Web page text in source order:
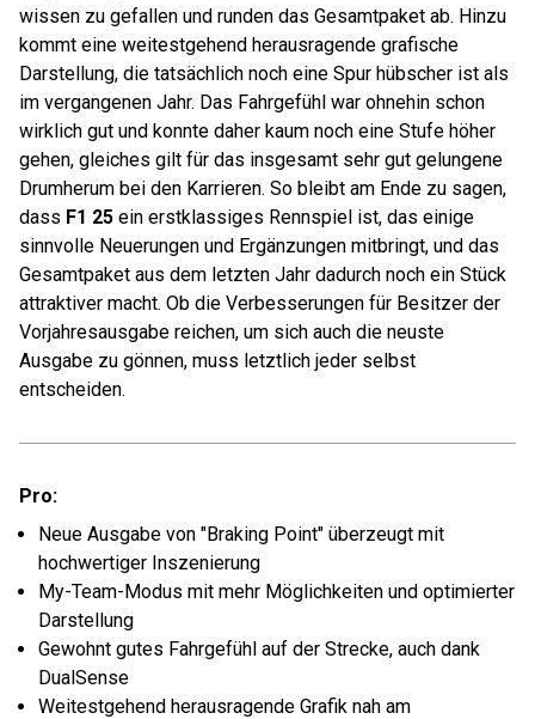
wissen zu gefallen und runden das Gesamtpaket ab. Hinzu
kommt eine weitestgehend herausragende grafische
Darstellung, die tatsächlich noch eine Spur hübscher ist als
im vergangenen Jahr. Das Fahrgefühl war ohnehin schon
wirklich gut und konnte daher kaum noch eine Stufe höher
gehen, gleiches gilt für das insgesamt sehr gut gelungene
Drumherum bei den Karrieren. So bleibt am Ende zu sagen,
dass F1 25 ein erstklassiges Rennspiel ist, das einige
sinnvolle Neuerungen und Ergänzungen mitbringt, und das
Gesamtpaket aus dem letzten Jahr dadurch noch ein Stück
attraktiver macht. Ob die Verbesserungen für Besitzer der
Vorjahresausgabe reichen, um sich auch die neuste
Ausgabe zu gönnen, muss letztlich jeder selbst
entscheiden.
Pro:
Neue Ausgabe von "Braking Point" überzeugt mit
hochwertiger Inszenierung
My-Team-Modus mit mehr Möglichkeiten und optimierter
Darstellung
Gewohnt gutes Fahrgefühl auf der Strecke, auch dank
DualSense
Weitestgehend herausragende Grafik nah am